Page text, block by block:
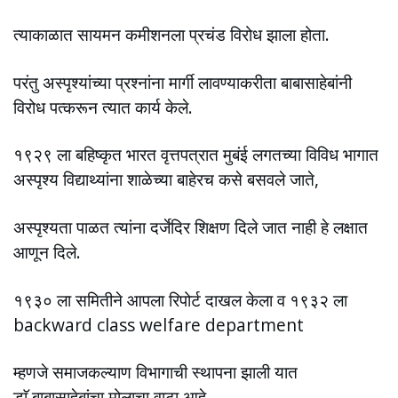
त्याकाळात सायमन कमीशनला प्रचंड विरोध झाला होता.
परंतु अस्पृश्यांच्या प्रश्नांना मार्गी लावण्याकरीता बाबासाहेबांनी
विरोध पत्करून त्यात कार्य केले.
१९२९ ला बहिष्कृत भारत वृत्तपत्रात मुबंई लगतच्या विविध भागात
अस्पृश्य विद्याथ्यांना शाळेच्या बाहेरच कसे बसवले जाते,
अस्पृश्यता पाळत त्यांना दर्जेदिर शिक्षण दिले जात नाही हे लक्षात
आणून दिले.
१९३० ला समितीने आपला रिपोर्ट दाखल केला व १९३२ ला
backward class welfare department
म्हणजे समाजकल्याण विभागाची स्थापना झाली यात